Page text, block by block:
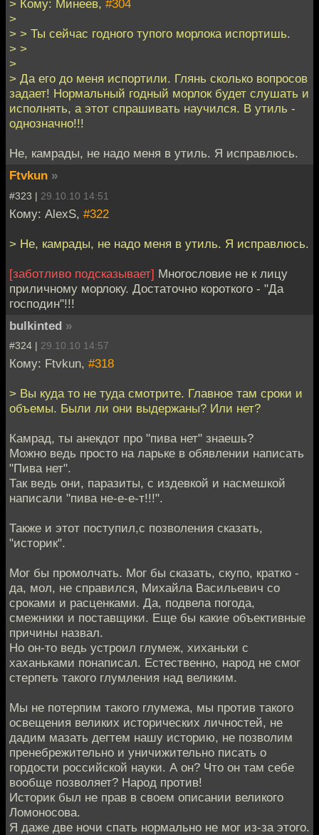
> Кому: Минеев, #304
>
> > Ты сейчас годного тупого морлока испортишь.
> >
>
> Да его до меня испортили. Глянь сколько вопросов
задает! Нормальный годный морлок будет слушать и
исполнять, а этот спрашивать научился. В утиль -
однозначно!!!
Не, камрады, не надо меня в утиль. Я исправлюсь.
Ftvkun »
#323 | 29.10.10 14:51
Кому: AlexS, #322
> Не, камрады, не надо меня в утиль. Я исправлюсь.
[заботливо подсказывает] Многословие не к лицу
приличному морлоку. Достаточно короткого - "Да
господин"!!!
bulkinted »
#324 | 29.10.10 14:57
Кому: Ftvkun, #318
> Вы куда то не туда смотрите. Главное там сроки и
объемы. Были ли они выдержаны? Или нет?
Камрад, ты анекдот про "пива нет" знаешь?
Можно ведь просто на ларьке в обявлении написать
"Пива нет".
Так ведь они, паразиты, с издевкой и насмешкой
написали "пива не-е-е-т!!!".
Также и этот поступил,с позволения сказать,
"историк".
Мог бы промолчать. Мог бы сказать, скупо, кратко -
да, мол, не справился, Михайла Васильевич со
сроками и расценками. Да, подвела погода,
смежники и поставщики. Еще бы какие объективные
причины назвал.
Но он-то ведь устроил глумеж, хиханьки с
хаханьками понаписал. Естественно, народ не смог
стерпеть такого глумления над великим.
Мы не потерпим такого глумежа, мы против такого
освещения великих исторических личностей, не
дадим мазать дегтем нашу историю, не позволим
пренебрежительно и уничижительно писать о
гордости российской науки. А он? Что он там себе
вообще позволяет? Народ против!
Историк был не прав в своем описании великого
Ломоносова.
Я даже две ночи спать нормально не мог из-за этого.